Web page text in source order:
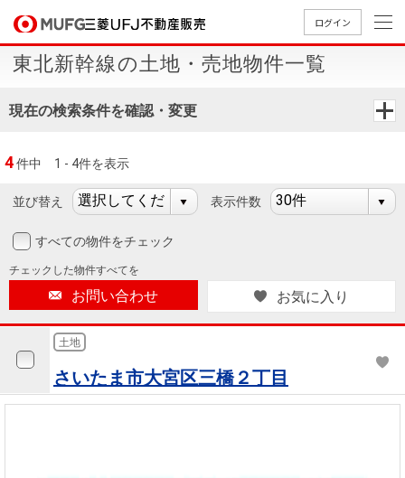
ログイン
買いたいTOP
中古
マン
ンを
探す
新
築・
一戸
建て
売りたいTOP
無
料
定
売
却
談
店舗案内TOP
店舗のご
案内（首
都圏）
案内（名
店舗のご
案内（関
会社情報TOP
ごあいさ
つ
要
MUFG
Way
ョン
組織図
採用情報TOP
新卒採用
情報
採用情報
買いたい
売りたい
会社情報
採用情報
法人のお客さま
提携企業にお勤めの方
東北新幹線の土地・売地物件一覧
現在の検索条件を確認・変更
4件中 1 - 4件を表示
並び替え 表示件数
すべての物件をチェック
チェックした物件すべてを
お問い合わせ お気に入り
土地
さいたま市大宮区三橋２丁目